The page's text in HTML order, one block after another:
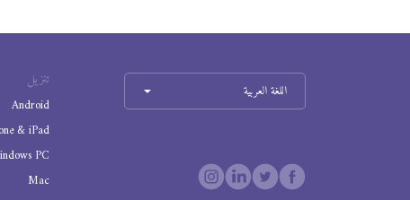
تنزيل
Android
& iPad
PC
Mac
اللغة العربية